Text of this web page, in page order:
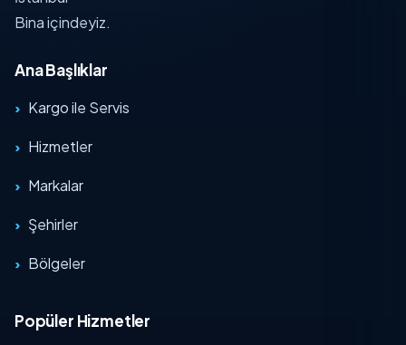
Bina içindeyiz.
Ana Başlıklar
Kargo ile Servis
Hizmetler
Markalar
Şehirler
Bölgeler
Popüler Hizmetler